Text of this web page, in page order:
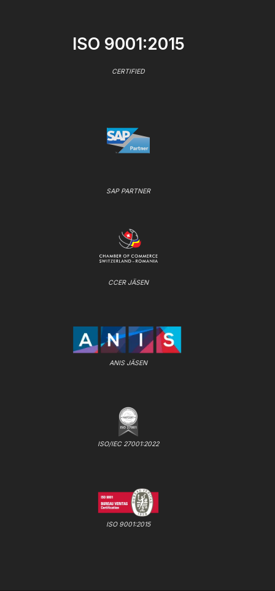
ISO 9001:2015
CERTIFIED
SAP PARTNER
CCER JÄSEN
ANIS JÄSEN
ISO/IEC 27001:2022
ISO 9001:2015